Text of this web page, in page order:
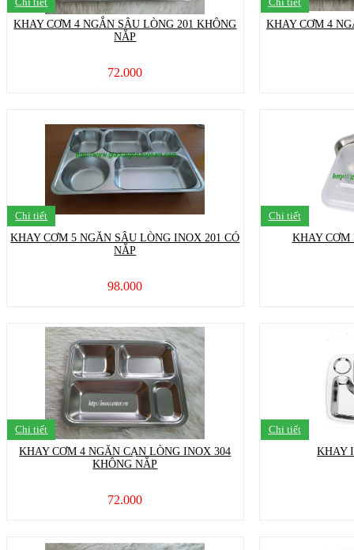
KHAY CƠM 4 NGẮN SÂU LÒNG 201 KHÔNG
NẮP
72.000
KHAY CƠM 4
Chi tiết
KHAY CƠM 5 NGĂN SÂU LÒNG INOX 201 CÓ
NẮP
98.000
Chi tiết
KHAY CƠM
Chi tiết
KHAY CƠM 4 NGĂN CẠN LÒNG INOX 304
KHÔNG NẮP
72.000
Chi tiết
KHAY